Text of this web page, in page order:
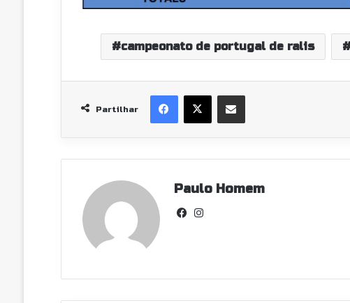
campeonato de portugal de ralis
Partilhar
Facebook
X Partilhar Via Email
Paulo Homem
Facebook